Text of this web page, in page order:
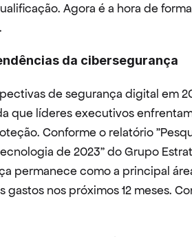
Agora é a hora de
da cibersegurança
de segurança digital em
que líderes executivos
Conforme o relatório
de 2023" do Grupo
permanece como a principal
gastos nos próximos 12 meses.